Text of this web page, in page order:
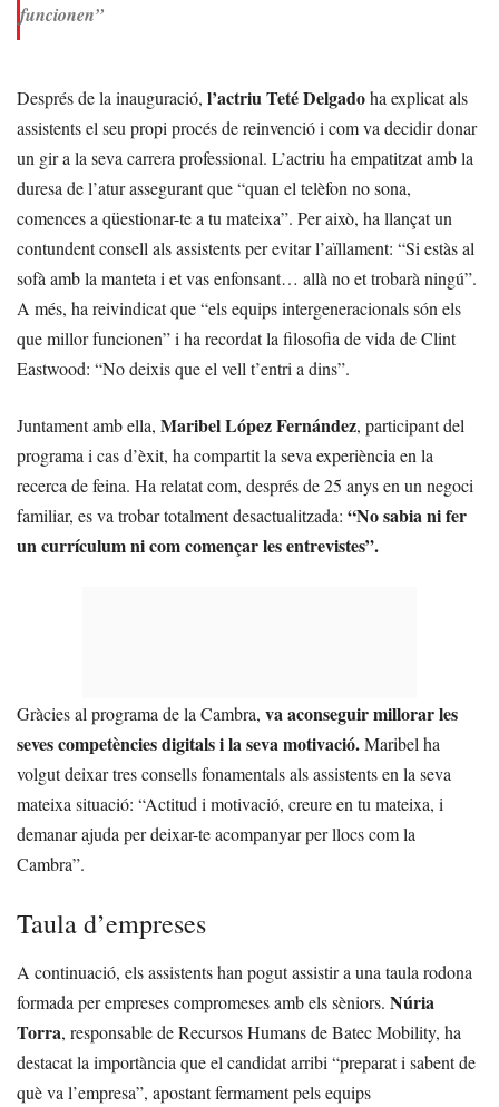
funcionen”
Després de la inauguració, l’actriu Teté Delgadoha explicat als
assistents el seu propi procés de reinvenció i com va decidir donar
un gir a la seva carrera professional. L’actriu ha empatitzat amb la
duresa de l’atur assegurant que “quan el telèfon no sona,
comences a qüestionar-te a tu mateixa”. Per això, ha llançat un
contundent consell als assistents per evitar l’aïllament: “Si estàs al
sofà amb la manteta i et vas enfonsant… allà no et trobarà ningú”.
A més, ha reivindicat que “els equips intergeneracionals són els
que millor funcionen” i ha recordat la filosofia de vida de Clint
Eastwood: “No deixis que el vell t’entri a dins”.
Juntament amb ella, Maribel López Fernández, participant del
programa i cas d’èxit, ha compartit la seva experiència en la
recerca de feina. Ha relatat com, després de 25 anys en un negoci
familiar, es va trobar totalment desactualitzada: “No sabia ni fer
un currículum ni com començar les entrevistes”.
Gràcies al programa de la Cambra, va aconseguir millorar les
seves competències digitals i la seva motivació.Maribel ha
volgut deixar tres consells fonamentals als assistents en la seva
mateixa situació: “Actitud i motivació, creure en tu mateixa, i
demanar ajuda per deixar-te acompanyar per llocs com la
Cambra”.
Taula d’empreses
A continuació, els assistents han pogut assistir a una taula rodona
formada per empreses compromeses amb els sèniors. Núria
Torra, responsable de Recursos Humans de Batec Mobility, ha
destacat la importància que el candidat arribi “preparat i sabent de
què va l’empresa”, apostant fermament pels equips